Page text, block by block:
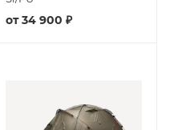
от34 900 ₽